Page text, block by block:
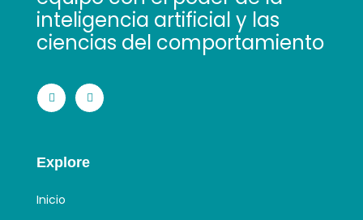
inteligencia artificial y las
ciencias del comportamiento
Explore
Inicio